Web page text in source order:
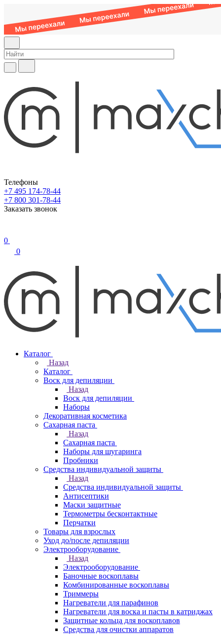
Телефоны
+7 495 174-78-44
+7 800 301-78-44
Заказать звонок
0
0
Каталог
Назад
Каталог
Воск для депиляции
Назад
Воск для депиляции
Наборы
Декоративная косметика
Сахарная паста
Назад
Сахарная паста
Наборы для шугаринга
Пробники
Средства индивидуальной защиты
Назад
Средства индивидуальной защиты
Антисептики
Маски защитные
Термометры бесконтактные
Перчатки
Товары для взрослых
Уход до/после депиляции
Электрооборудование
Назад
Электрооборудование
Баночные воскоплавы
Комбинированные воскоплавы
Триммеры
Нагреватели для парафинов
Нагреватели для воска и пасты в катриджах
Защитные кольца для воскоплавов
Средства для очистки аппаратов